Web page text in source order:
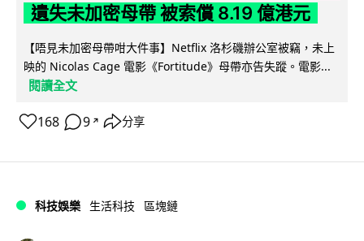
遺失未加密母帶 被索償 8.19 億港元
【唔見未加密母帶咁大件事】Netflix 洛杉磯辦公室被竊，未上
映的 Nicolas Cage 電影《Fortitude》母帶亦告失蹤。電影...
閱讀全文
168 9 ↗ 分享
科技娛樂 生活科技 區塊鏈